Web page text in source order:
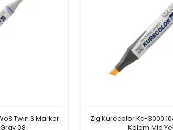
Twin S Marker
08
Zig Kurecolor Kc-3000
Kalem Mid